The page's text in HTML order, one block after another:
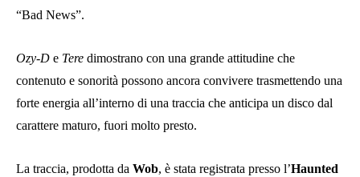
“Bad News”.
Ozy-D e Tere dimostrano con una grande attitudine che
contenuto e sonorità possono ancora convivere trasmettendo una
forte energia all’interno di una traccia che anticipa un disco dal
carattere maturo, fuori molto presto.
La traccia, prodotta da Wob, è stata registrata presso l’Haunted